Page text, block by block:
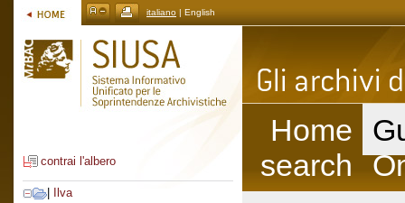
italiano | English
contrai l'albero
Ilva
Home
search